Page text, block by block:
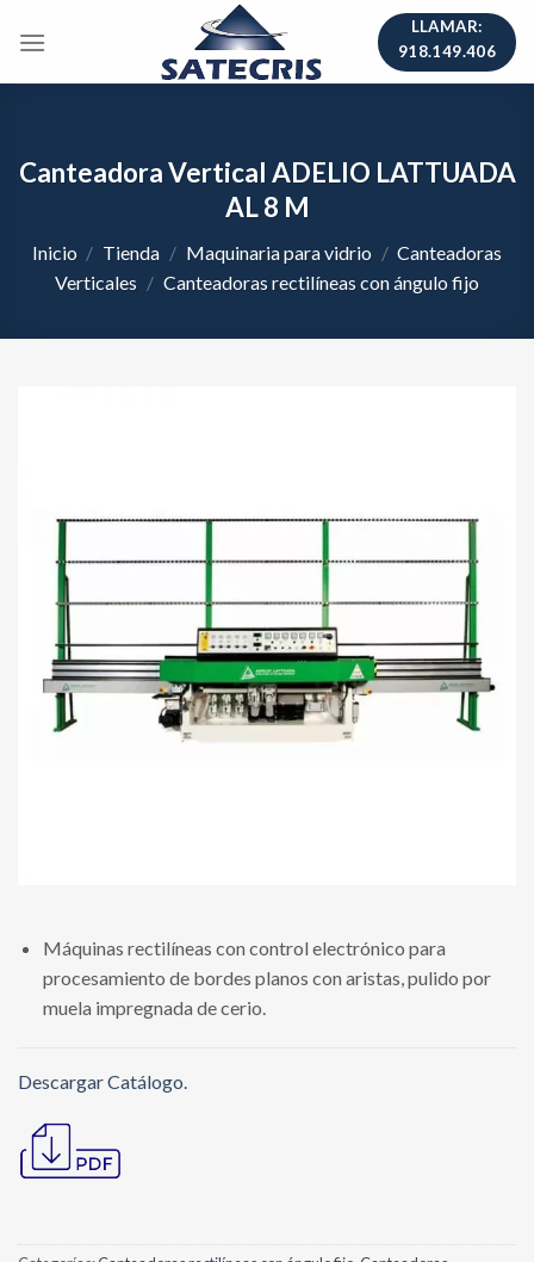
LLAMAR:
918.149.406
Canteadora Vertical ADELIO LATTUADA
AL 8 M
Inicio / Tienda / Maquinaria para vidrio / Canteadoras
Verticales / Canteadoras rectilíneas con ángulo fijo
Máquinas rectilíneas con control electrónico para
procesamiento de bordes planos con aristas, pulido por
muela impregnada de cerio.
Descargar Catálogo.